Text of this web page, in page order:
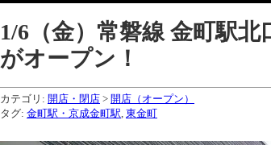
1/6（金）常磐線 金町駅
がオープン！
カテゴリ: 開店・閉店 > 開店（オープン）
タグ: 金町駅・京成金町駅 東金町